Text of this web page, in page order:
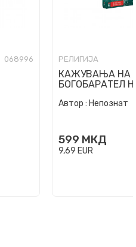
068996 РЕЛИГИЈА
КАЖУВАЊА НА
БОГОБАРАТЕЛ
Автор : Непознат
599 МКД
9,69 EUR